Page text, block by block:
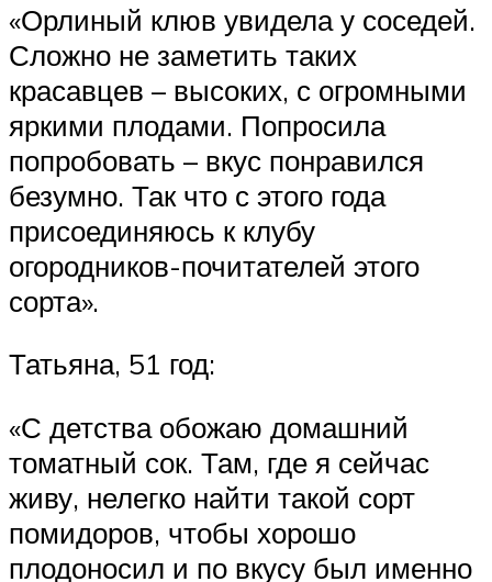
«Орлиный клюв увидела у соседей.
Сложно не заметить таких
красавцев – высоких, с огромными
яркими плодами. Попросила
попробовать – вкус понравился
безумно. Так что с этого года
присоединяюсь к клубу
огородников-почитателей этого
сорта».
Татьяна, 51 год:
«С детства обожаю домашний
томатный сок. Там, где я сейчас
живу, нелегко найти такой сорт
помидоров, чтобы хорошо
плодоносил и по вкусу был именно